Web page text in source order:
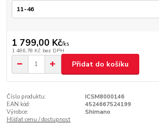
1 799,00 Kč/ks
1 486,78 Kč bez DPH
Přidat do košíku
Číslo produktu:
ICSM8000146
EAN kód:
4524667524199
Výrobce:
Shimano
Hlídat cenu / dostupnost